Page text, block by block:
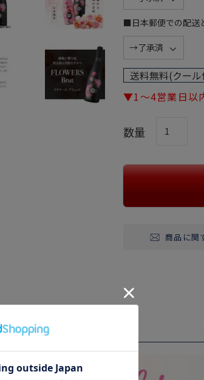
■日本郵便での配送
送料無料(クー
▼1～4営業日以
商品に関